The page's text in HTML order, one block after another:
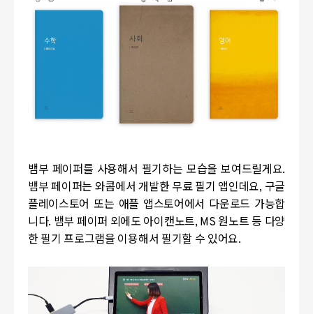
뱀부 페이퍼를 사용해서 필기하는 모습을 보여드릴게요.
뱀부 페이퍼는 와콤에서 개발한 무료 필기 앱인데요, 구글
플레이스토어 또는 애플 앱스토어에서 다운로드 가능합
니다. 뱀부 페이퍼 외에도 아이캔노트, MS 원노트 등 다양
한 필기 프로그램을 이용해서 필기할 수 있어요.